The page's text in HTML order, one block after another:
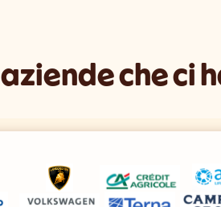
che ci